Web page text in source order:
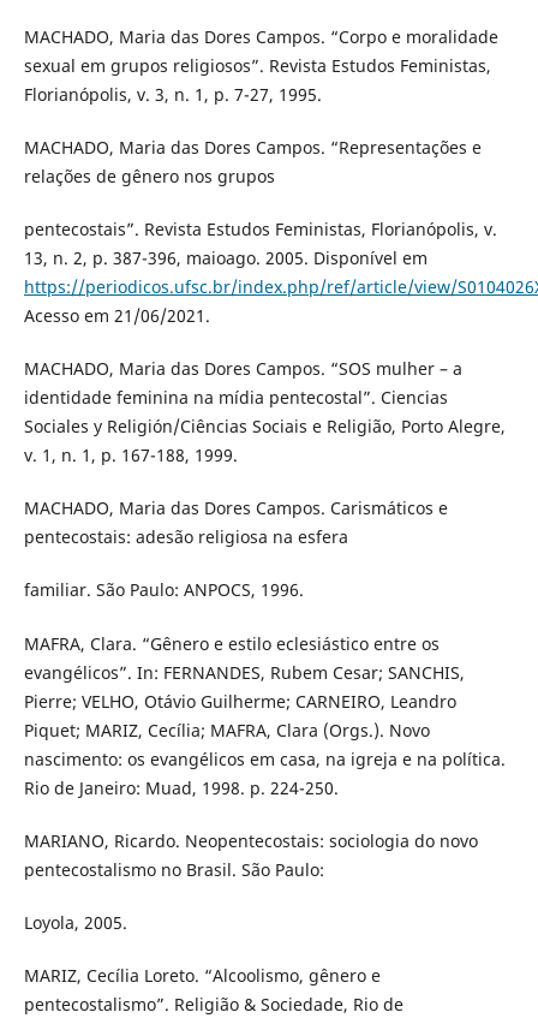
MACHADO, Maria das Dores Campos. “Corpo e moralidade
sexual em grupos religiosos”. Revista Estudos Feministas,
Florianópolis, v. 3, n. 1, p. 7-27, 1995.
MACHADO, Maria das Dores Campos. “Representações e
relações de gênero nos grupos
pentecostais”. Revista Estudos Feministas, Florianópolis, v.
13, n. 2, p. 387-396, maioago. 2005. Disponível em
https://periodicos.ufsc.br/index.php/ref/article/view/
Acesso em 21/06/2021.
MACHADO, Maria das Dores Campos. “SOS mulher – a
identidade feminina na mídia pentecostal”. Ciencias
Sociales y Religión/Ciências Sociais e Religião, Porto Alegre,
v. 1, n. 1, p. 167-188, 1999.
MACHADO, Maria das Dores Campos. Carismáticos e
pentecostais: adesão religiosa na esfera
familiar. São Paulo: ANPOCS, 1996.
MAFRA, Clara. “Gênero e estilo eclesiástico entre os
evangélicos”. In: FERNANDES, Rubem Cesar; SANCHIS,
Pierre; VELHO, Otávio Guilherme; CARNEIRO, Leandro
Piquet; MARIZ, Cecília; MAFRA, Clara (Orgs.). Novo
nascimento: os evangélicos em casa, na igreja e na política.
Rio de Janeiro: Muad, 1998. p. 224-250.
MARIANO, Ricardo. Neopentecostais: sociologia do novo
pentecostalismo no Brasil. São Paulo:
Loyola, 2005.
MARIZ, Cecília Loreto. “Alcoolismo, gênero e
pentecostalismo”. Religião & Sociedade, Rio de